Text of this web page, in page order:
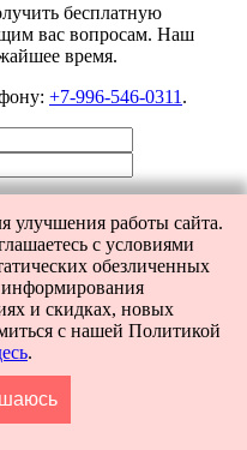
бесплатную
вас вопросам. Наш
время.
+7-996-546-0311 .
данныхи согласие на
улучшения работы сайта.
с условиями
обезличенных
и скидках, новых
с нашей Политикой
.